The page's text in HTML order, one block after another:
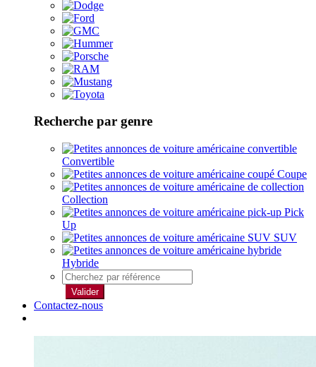
Recherche par genre
Convertible
Coupe
Collection
Pick
Up
SUV
Hybride
Valider
Contactez-nous